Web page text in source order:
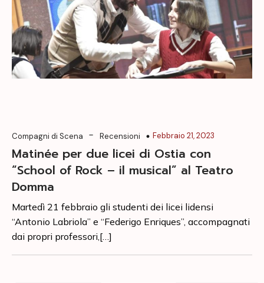
Compagni di Scena - Recensioni Febbraio 21, 2023
Matinée per due licei di Ostia con
“School of Rock – il musical” al Teatro
Domma
Martedì 21 febbraio gli studenti dei licei lidensi
“Antonio Labriola” e “Federigo Enriques”, accompagnati
dai propri professori,[…]